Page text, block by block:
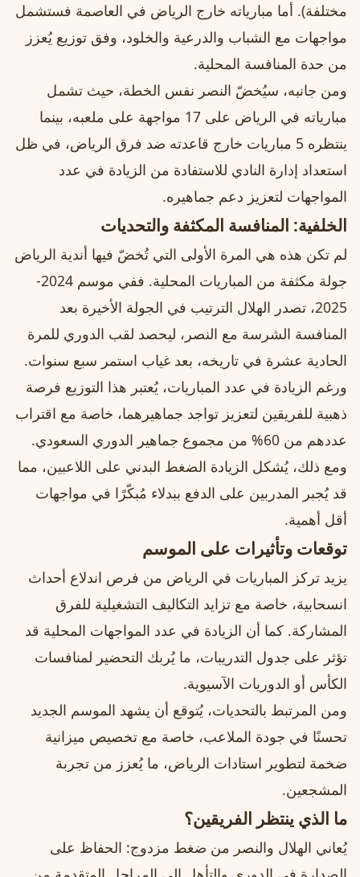
مختلفة). أما مبارياته خارج الرياض في العاصمة فستشمل
مواجهات مع الشباب والدرعية والخلود، وفق توزيع يُعزز
من حدة المنافسة المحلية.
ومن جانبه، سيُخضّ النصر نفس الخطة، حيث تشمل
مبارياته في الرياض على 17 مواجهة على ملعبه، بينما
ينتظره 5 مباريات خارج قاعدته ضد فرق الرياض، في ظل
استعداد إدارة النادي للاستفادة من الزيادة في عدد
المواجهات لتعزيز دعم جماهيره.
الخلفية: المنافسة المكثفة والتحديات
لم تكن هذه هي المرة الأولى التي تُخضّ فيها أندية الرياض
جولة مكثفة من المباريات المحلية. ففي موسم 2024-
2025، تصدر الهلال الترتيب في الجولة الأخيرة بعد
المنافسة الشرسة مع النصر، ليحصد لقب الدوري للمرة
الحادية عشرة في تاريخه، بعد غياب استمر سبع سنوات.
ورغم الزيادة في عدد المباريات، يُعتبر هذا التوزيع فرصة
ذهبية للفريقين لتعزيز تواجد جماهيرهما، خاصة مع اقتراب
عددهم من 60% من مجموع جماهير الدوري السعودي.
ومع ذلك، يُشكل الزيادة الضغط البدني على اللاعبين، مما
قد يُجبر المدربين على الدفع ببدلاء مُبكّرًا في مواجهات
أقل أهمية.
توقعات وتأثيرات على الموسم
يزيد تركز المباريات في الرياض من فرص اندلاع أحداث
انسحابية، خاصة مع تزايد التكاليف التشغيلية للفرق
المشاركة. كما أن الزيادة في عدد المواجهات المحلية قد
تؤثر على جدول التدريبات، ما يُربك التحضير لمنافسات
الكأس أو الدوريات الآسيوية.
ومن المرتبط بالتحديات، يُتوقع أن يشهد الموسم الجديد
تحسنًا في جودة الملاعب، خاصة مع تخصيص ميزانية
ضخمة لتطوير استادات الرياض، ما يُعزز من تجربة
المشجعين.
ما الذي ينتظر الفريقين؟
يُعاني الهلال والنصر من ضغط مزدوج: الحفاظ على